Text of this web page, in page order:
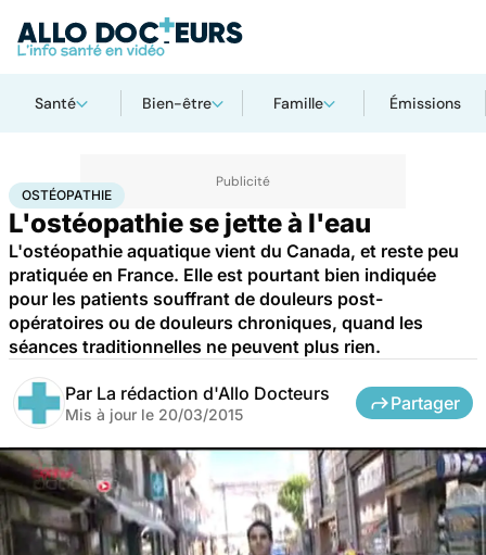
Santé Bien-être Famille Émissions
AccueilSantéOstéopathie
OSTÉOPATHIE
L'ostéopathie se jette à l'eau
L'ostéopathie aquatique vient du Canada, et reste peu
pratiquée en France. Elle est pourtant bien indiquée
pour les patients souffrant de douleurs post-
opératoires ou de douleurs chroniques, quand les
séances traditionnelles ne peuvent plus rien.
Par La rédaction d'Allo Docteurs
Mis à jour le 20/03/2015
Partager